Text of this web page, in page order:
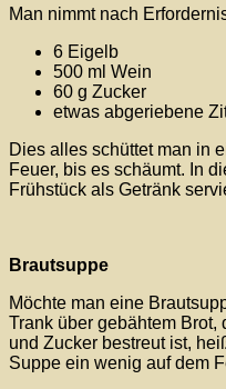
Man nimmt nach
6 Eigelb
500 ml Wein
60 g Zucker
etwas abgeriebene
Dies alles schüttet man in
Feuer, bis es schäumt. In
Frühstück als Getränk
Brautsuppe
Möchte man eine
Trank über gebähtem
und Zucker bestreut ist,
Suppe ein wenig auf dem